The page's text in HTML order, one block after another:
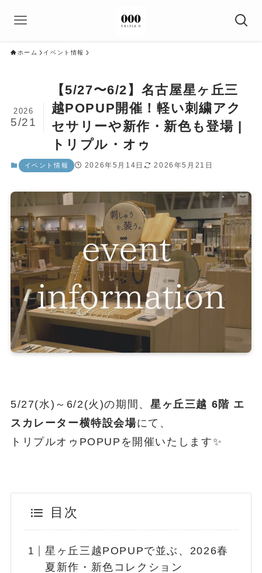
ホーム イベント情報
【5/27〜6/2】名古屋星ヶ丘三
越POPUP開催！軽い刺繍アク
セサリーや新作・新色も登場 |
トリプル・オゥ
2026
5/21
イベント情報 2026年5月14日 2026年5月21日
5/27(水)～6/2(火)の期間、 星ヶ丘三越 6階 エ
スカレーター横特設会場にて、
トリプルオゥPOPUPを開催いたします✨
目次
星ヶ丘三越POPUPで並ぶ、2026春
夏新作・新色コレクション